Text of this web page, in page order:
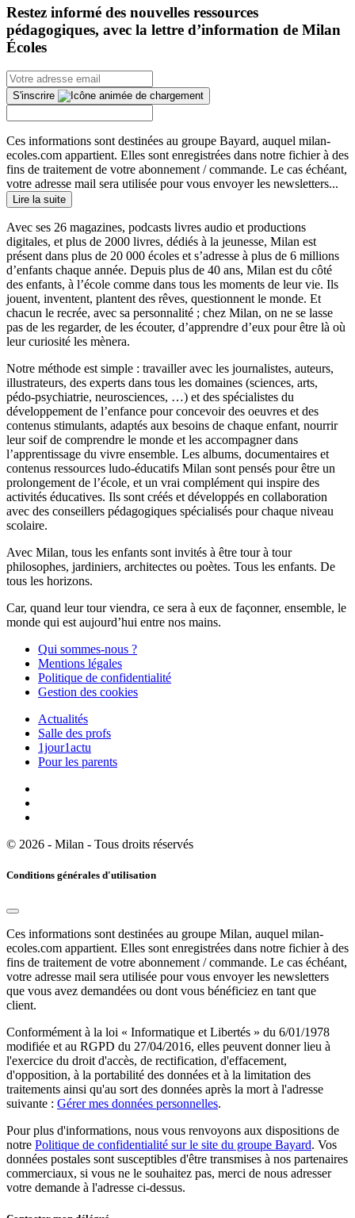
Restez informé des nouvelles ressources
pédagogiques, avec la lettre d’information de Milan
Écoles
S'inscrire
Ces informations sont destinées au groupe Bayard, auquel milan-
ecoles.com appartient. Elles sont enregistrées dans notre fichier à des
fins de traitement de votre abonnement / commande. Le cas échéant,
votre adresse mail sera utilisée pour vous envoyer les newsletters...
Lire la suite
Avec ses 26 magazines, podcasts livres audio et productions
digitales, et plus de 2000 livres, dédiés à la jeunesse, Milan est
présent dans plus de 20 000 écoles et s’adresse à plus de 6 millions
d’enfants chaque année. Depuis plus de 40 ans, Milan est du côté
des enfants, à l’école comme dans tous les moments de leur vie. Ils
jouent, inventent, plantent des rêves, questionnent le monde. Et
chacun le recrée, avec sa personnalité ; chez Milan, on ne se lasse
pas de les regarder, de les écouter, d’apprendre d’eux pour être là où
leur curiosité les mènera.
Notre méthode est simple : travailler avec les journalistes, auteurs,
illustrateurs, des experts dans tous les domaines (sciences, arts,
pédo-psychiatrie, neurosciences, …) et des spécialistes du
développement de l’enfance pour concevoir des oeuvres et des
contenus stimulants, adaptés aux besoins de chaque enfant, nourrir
leur soif de comprendre le monde et les accompagner dans
l’apprentissage du vivre ensemble. Les albums, documentaires et
contenus ressources ludo-éducatifs Milan sont pensés pour être un
prolongement de l’école, et un vrai complément qui inspire des
activités éducatives. Ils sont créés et développés en collaboration
avec des conseillers pédagogiques spécialisés pour chaque niveau
scolaire.
Avec Milan, tous les enfants sont invités à être tour à tour
philosophes, jardiniers, architectes ou poètes. Tous les enfants. De
tous les horizons.
Car, quand leur tour viendra, ce sera à eux de façonner, ensemble, le
monde qui est aujourd’hui entre nos mains.
Qui sommes-nous ?
Mentions légales
Politique de confidentialité
Gestion des cookies
Actualités
Salle des profs
1jour1actu
Pour les parents
© 2026 - Milan - Tous droits réservés
Conditions générales d'utilisation
Ces informations sont destinées au groupe Milan, auquel milan-
ecoles.com appartient. Elles sont enregistrées dans notre fichier à des
fins de traitement de votre abonnement / commande. Le cas échéant,
votre adresse mail sera utilisée pour vous envoyer les newsletters
que vous avez demandées ou dont vous bénéficiez en tant que
client.
Conformément à la loi « Informatique et Libertés » du 6/01/1978
modifiée et au RGPD du 27/04/2016, elles peuvent donner lieu à
l'exercice du droit d'accès, de rectification, d'effacement,
d'opposition, à la portabilité des données et à la limitation des
traitements ainsi qu'au sort des données après la mort à l'adresse
suivante : Gérer mes données personnelles.
Pour plus d'informations, nous vous renvoyons aux dispositions de
notre Politique de confidentialité sur le site du groupe Bayard. Vos
données postales sont susceptibles d'être transmises à nos partenaires
commerciaux, si vous ne le souhaitez pas, merci de nous adresser
votre demande à l'adresse ci-dessus.